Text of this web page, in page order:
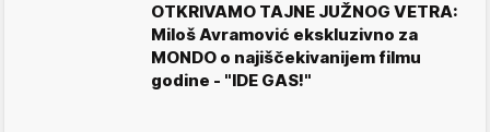
OTKRIVAMO TAJNE JUŽNOG VETRA:
Miloš Avramović ekskluzivno za
MONDO o najiščekivanijem filmu
godine - "IDE GAS!"